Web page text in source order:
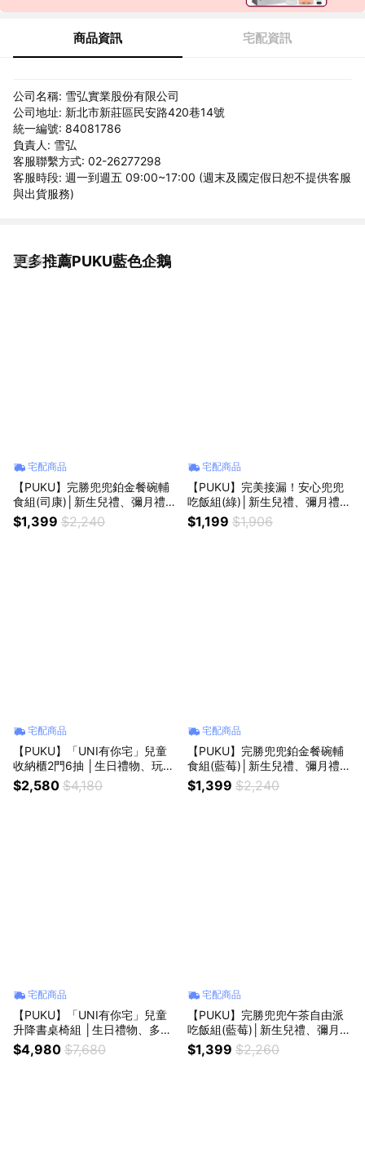
商品資訊 宅配資訊
公司名稱: 雪弘實業股份有限公司
公司地址: 新北市新莊區民安路420巷14號
統一編號: 84081786
負責人: 雪弘
客服聯繫方式: 02-26277298
客服時段: 週一到週五 09:00~17:00 (週末及國定假日恕不提供客服
與出貨服務)
更多推薦PUKU藍色企鵝
看更多
宅配商品
【PUKU】完勝兜兜鉑金餐碗輔
食組(司康)│新生兒禮、彌月禮、
周歲禮│
$1,399 $2,240
宅配商品
【PUKU】完美接漏！安心兜兜
吃飯組(綠)│新生兒禮、彌月禮、
周歲禮│
$1,199 $1,906
宅配商品
【PUKU】「UNI有你宅」兒童
收納櫃2門6抽 │生日禮物、玩具
收納 │
$2,580 $4,180
宅配商品
【PUKU】完勝兜兜鉑金餐碗輔
食組(藍莓)│新生兒禮、彌月禮、
周歲禮│
$1,399 $2,240
宅配商品
【PUKU】「UNI有你宅」兒童
升降書桌椅組 │生日禮物、多場
合適用 │】
$4,980 $7,680
宅配商品
【PUKU】完勝兜兜午茶自由派
吃飯組(藍莓)│新生兒禮、彌月
禮、周歲禮│
$1,399 $2,260